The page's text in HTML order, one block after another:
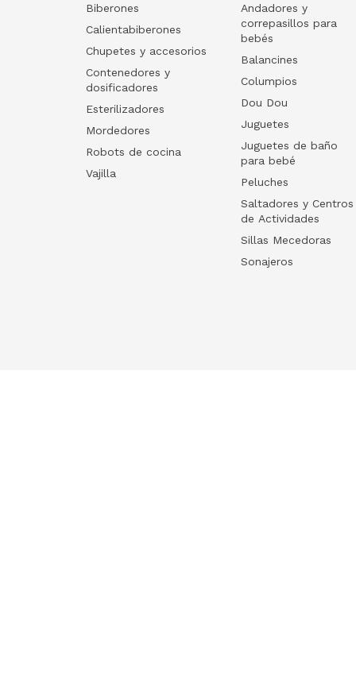
Biberones
Calientabiberones
Chupetes y accesorios
Contenedores y
dosificadores
Esterilizadores
Mordedores
Robots de cocina
Vajilla
Andadores y
correpasillos para
bebés
Balancines
Columpios
Dou Dou
Juguetes
Juguetes de baño
para bebé
Peluches
Saltadores y Centros
de Actividades
Sillas Mecedoras
Sonajeros